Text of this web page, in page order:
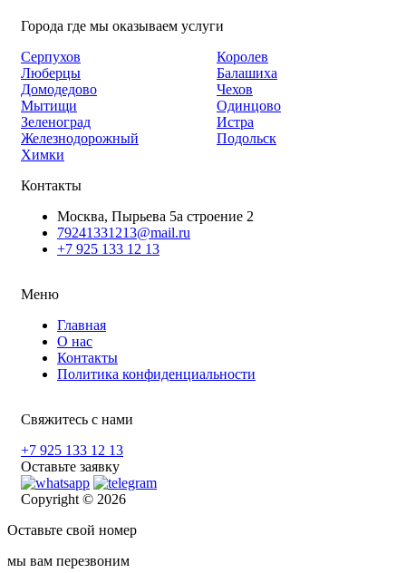
Города где мы оказываем услуги
Серпухов
Королев
Люберцы
Балашиха
Домодедово
Чехов
Мытищи
Одинцово
Зеленоград
Истра
Железнодорожный
Подольск
Химки
Контакты
Москва, Пырьева 5а строение 2
79241331213@mail.ru
+7 925 133 12 13
Меню
Главная
О нас
Контакты
Политика конфиденциальности
Свяжитесь с нами
+7 925 133 12 13
Оставьте заявку
Copyright © 2026
Оставьте свой номер
мы вам перезвоним